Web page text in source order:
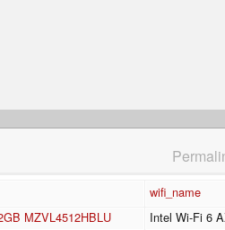
wifi_name
MZVL4512HBLU Intel Wi-Fi 6